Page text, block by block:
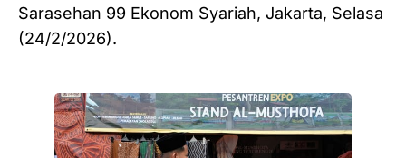
Sarasehan 99 Ekonom Syariah, Jakarta, Selasa
(24/2/2026).